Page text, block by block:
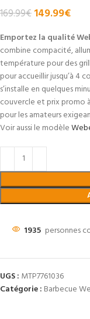
169.99€149.99€
Emportez la qualité
combine compacité,
température pour des
pour accueillir jusqu’à 4
s’installe en quelques
couvercle et prix promo
pour les amateurs
Voir aussi le modèle
1935 personnes
UGS : MTP7761036
Catégorie : Barbecue